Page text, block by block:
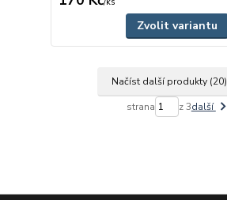
Zvolit variantu
Načíst další produkty (20)
strana z 3další